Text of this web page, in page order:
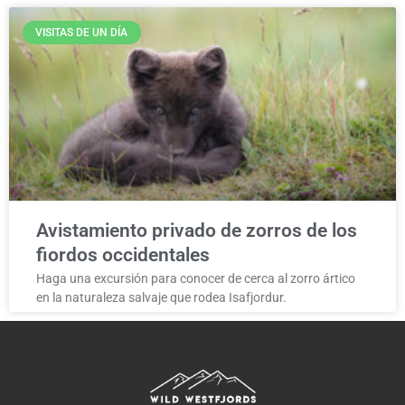
VISITAS DE UN DÍA
Avistamiento privado de zorros de los
fiordos occidentales
Haga una excursión para conocer de cerca al zorro ártico
en la naturaleza salvaje que rodea Isafjordur.